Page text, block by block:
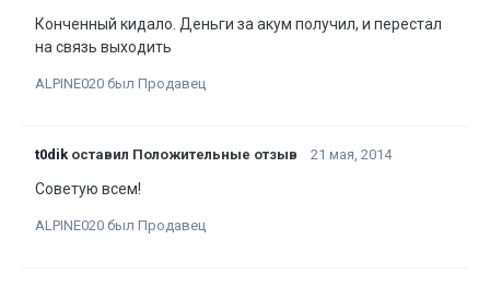
Конченный кидало. Деньги за акум получил, и перестал
на связь выходить
ALPINE020 был Продавец
t0dik оставил Положительные отзыв 21 мая, 2014
Советую всем!
ALPINE020 был Продавец